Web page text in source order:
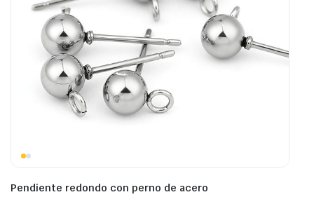
Pendiente redondo con perno de acero